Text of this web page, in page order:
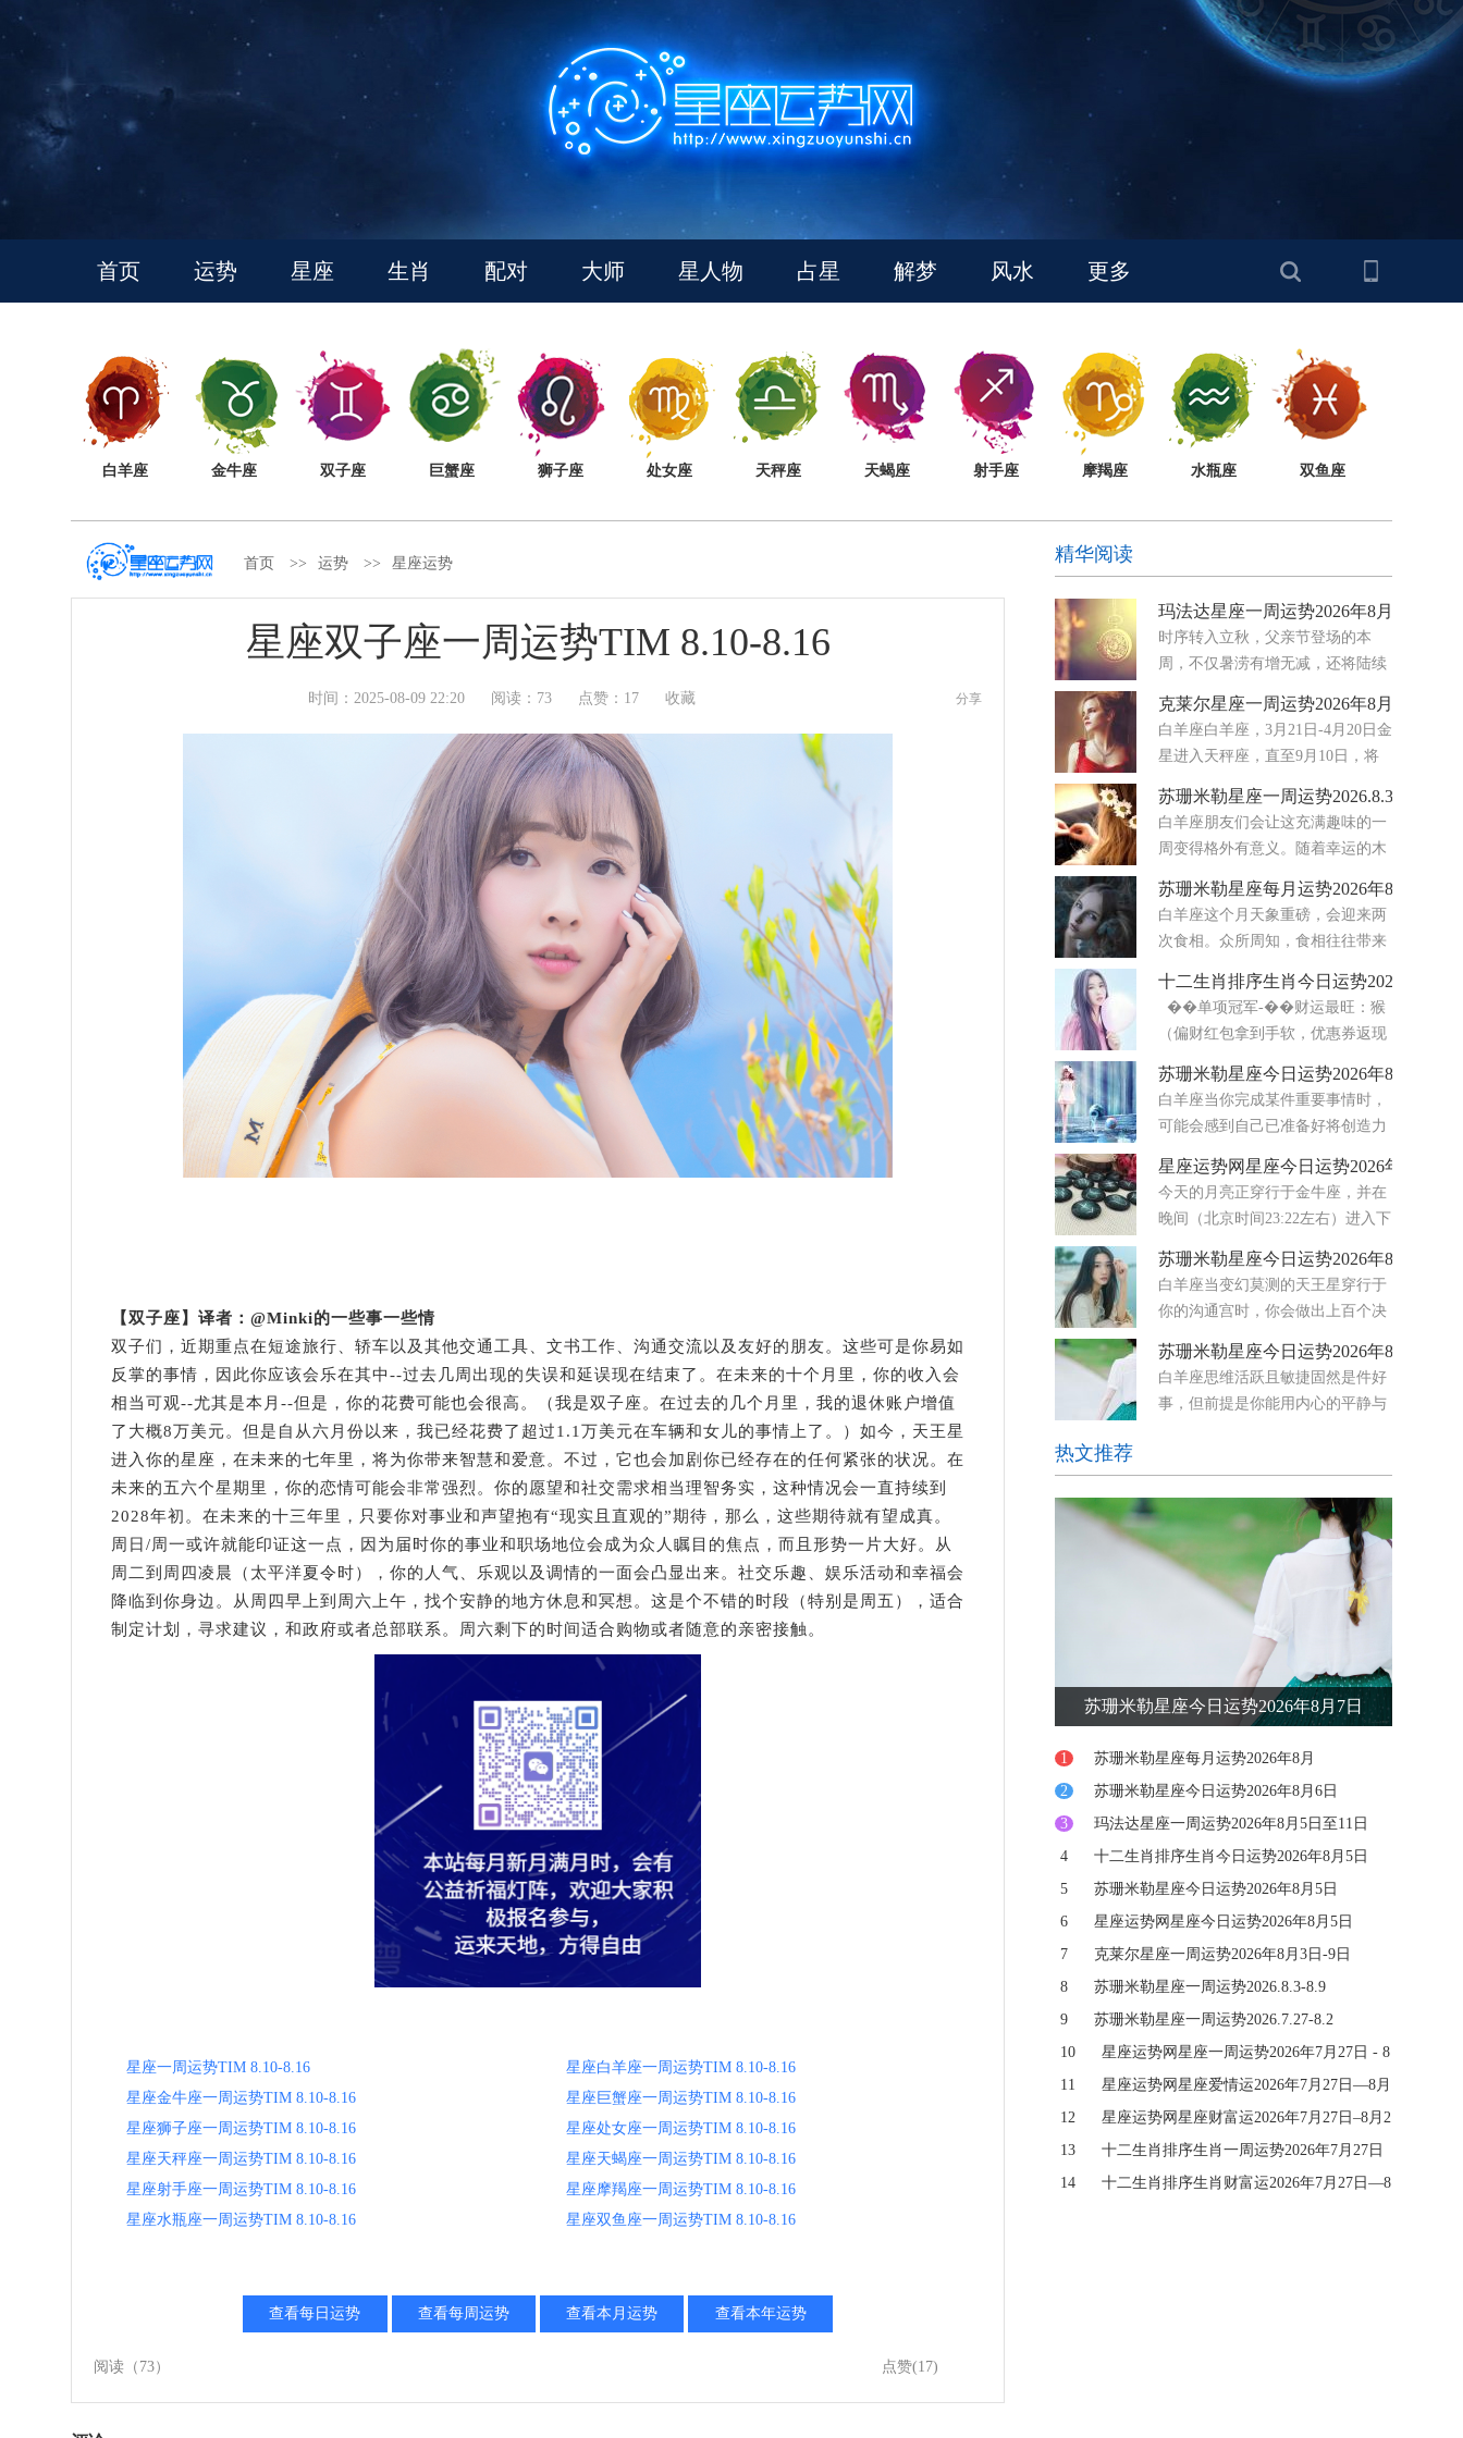
首页 运势 星座 生肖 配对 大师 星人物 占星 解梦 风水 更多
白羊座 金牛座 双子座 巨蟹座 狮子座 处女座 天秤座 天蝎座 射手座 摩羯座 水瓶座 双鱼座
首页 >> 运势 >> 星座运势
星座双子座一周运势TIM 8.10-8.16
时间： 2025-08-09 22:20 阅读： 73 点赞： 17 收藏 分享
【双子座】译者： @Minki的一些事一些情
双子们，近期重点在短途旅行、轿车以及其他交通工具、文书工作、沟通交流以及友好的朋友。这些可是你易如
反掌的事情，因此你应该会乐在其中--过去几周出现的失误和延误现在结束了。在未来的十个月里，你的收入会
相当可观--尤其是本月--但是，你的花费可能也会很高。（我是双子座。在过去的几个月里，我的退休账户增值
了大概8万美元。但是自从六月份以来，我已经花费了超过1.1万美元在车辆和女儿的事情上了。）如今，天王星
进入你的星座，在未来的七年里，将为你带来智慧和爱意。不过，它也会加剧你已经存在的任何紧张的状况。在
未来的五六个星期里，你的恋情可能会非常强烈。你的愿望和社交需求相当理智务实，这种情况会一直持续到
2028年初。在未来的十三年里，只要你对事业和声望抱有“现实且直观的”期待，那么，这些期待就有望成真。
周日/周一或许就能印证这一点，因为届时你的事业和职场地位会成为众人瞩目的焦点，而且形势一片大好。从
周二到周四凌晨（太平洋夏令时），你的人气、乐观以及调情的一面会凸显出来。社交乐趣、娱乐活动和幸福会
降临到你身边。从周四早上到周六上午，找个安静的地方休息和冥想。这是个不错的时段（特别是周五），适合
制定计划，寻求建议，和政府或者总部联系。周六剩下的时间适合购物或者随意的亲密接触。
星座一周运势TIM 8.10-8.16
星座白羊座一周运势TIM 8.10-8.16
星座金牛座一周运势TIM 8.10-8.16
星座巨蟹座一周运势TIM 8.10-8.16
星座狮子座一周运势TIM 8.10-8.16
星座处女座一周运势TIM 8.10-8.16
星座天秤座一周运势TIM 8.10-8.16
星座天蝎座一周运势TIM 8.10-8.16
星座射手座一周运势TIM 8.10-8.16
星座摩羯座一周运势TIM 8.10-8.16
星座水瓶座一周运势TIM 8.10-8.16
星座双鱼座一周运势TIM 8.10-8.16
查看每日运势 查看每周运势 查看本月运势 查看本年运势
阅读 （73） 点赞(17)
精华阅读
玛法达星座一周运势2026年8月5日至11
时序转入立秋，父亲节登场的本
周，不仅暑涝有增无减，还将陆续
子座与火星转进巨蟹座三大星兆大氛围的集体转
向，从国际到社会的集体潜意识将出现既妥协务
实，又难免高调主观的矛盾循环
克莱尔星座一周运势2026年8月3日-9日
白羊座白羊座，3月21日-4月20日金
星进入天秤座，直至9月10日，将
协议和情感公平上。你开始注意到哪些地方的努力
感觉是单向的，哪些地方真正存在着平衡。八月要
求你停止满足
苏珊米勒星座一周运势2026.8.3-8.9
白羊座朋友们会让这充满趣味的一
周变得格外有意义。随着幸运的木
富有表现力的区域，你的爱情生活正熠熠生辉。无
论你是单身还是正处于幸福的恋爱关系中，浪漫之
花都在绽放。未来几天，
苏珊米勒星座每月运势2026年8月
白羊座这个月天象重磅，会迎来两
次食相。众所周知，食相往往带来
感悟。第一次是8月12日发生在狮子座20度的新月
日食，整体氛围十分利好。新月代表机遇，会打开
从前难以触及的大门
十二生肖排序生肖今日运势2026年8月5
��单项冠军-��财运最旺：猴
（偏财红包拿到手软，优惠券返现
（自信＋热情＋温柔，桃花三剑客）-��事业最
佳：龙&虎（战
苏珊米勒星座今日运势2026年8月6日
白羊座当你完成某件重要事情时，
可能会感到自己已准备好将创造力
底，个人项目或浪漫时刻都会显得更加意义非凡。
随着狮子座的太阳与白羊座的土星形成合相，你或
许能更自然地向他人展现
星座运势网星座今日运势2026年8月5日
今天的月亮正穿行于金牛座，并在
晚间（北京时间23:22左右）进入下
种“清理”的冲动——你想放下那些不再服务于你的
东西，无论是物质上的堆积，还是情感上的负
担。 而最令
苏珊米勒星座今日运势2026年8月5日
白羊座当变幻莫测的天王星穿行于
你的沟通宫时，你会做出上百个决
影响下，你的思绪如闪电般迅捷，学习能力显著提
升，思维敏捷度也随之增强。此外，离奇古怪的话
题会引起你的兴趣，而你
苏珊米勒星座今日运势2026年8月7日
白羊座思维活跃且敏捷固然是件好
事，但前提是你能用内心的平静与
行在代表思想与细微感知第三宫。虽然这能让你的
被迫迅速做出决定，或者
热文推荐
苏珊米勒星座今日运势2026年8月7日
1
苏珊米勒星座每月运势2026年8月
2
苏珊米勒星座今日运势2026年8月6日
3
玛法达星座一周运势2026年8月5日至11日
4
十二生肖排序生肖今日运势2026年8月5日
5
苏珊米勒星座今日运势2026年8月5日
6
星座运势网星座今日运势2026年8月5日
7
克莱尔星座一周运势2026年8月3日-9日
8
苏珊米勒星座一周运势2026.8.3-8.9
9
苏珊米勒星座一周运势2026.7.27-8.2
10
星座运势网星座一周运势2026年7月27日 - 8
月2日
11
星座运势网星座爱情运2026年7月27日—8月
2日
12
星座运势网星座财富运2026年7月27日–8月2
日
13
十二生肖排序生肖一周运势2026年7月27日
—8月2日
14
十二生肖排序生肖财富运2026年7月27日—8